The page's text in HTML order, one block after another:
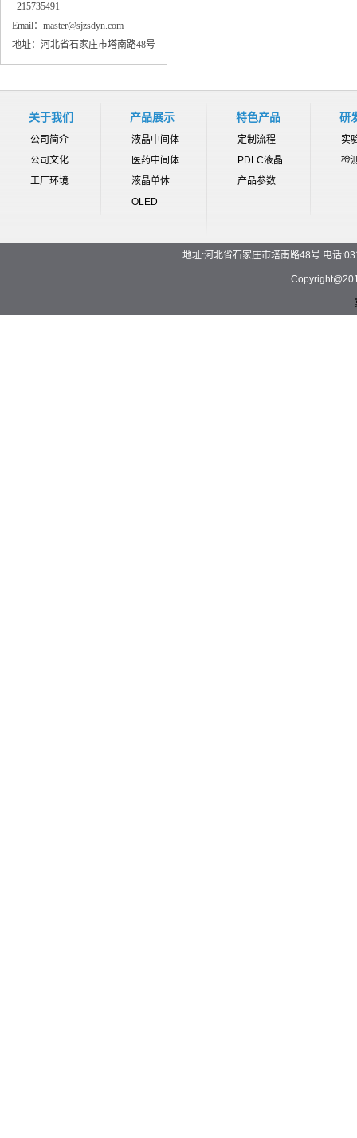
215735491
Email：master@sjzsdyn.com
地址：河北省石家庄市塔南路48号
关于我们
公司简介
公司文化
工厂环境
产品展示
液晶中间体
医药中间体
液晶单体
OLED
特色产品
定制流程
PDLC液晶
产品参数
研
实
检
地址:河北省石家庄市塔南路48号 电话